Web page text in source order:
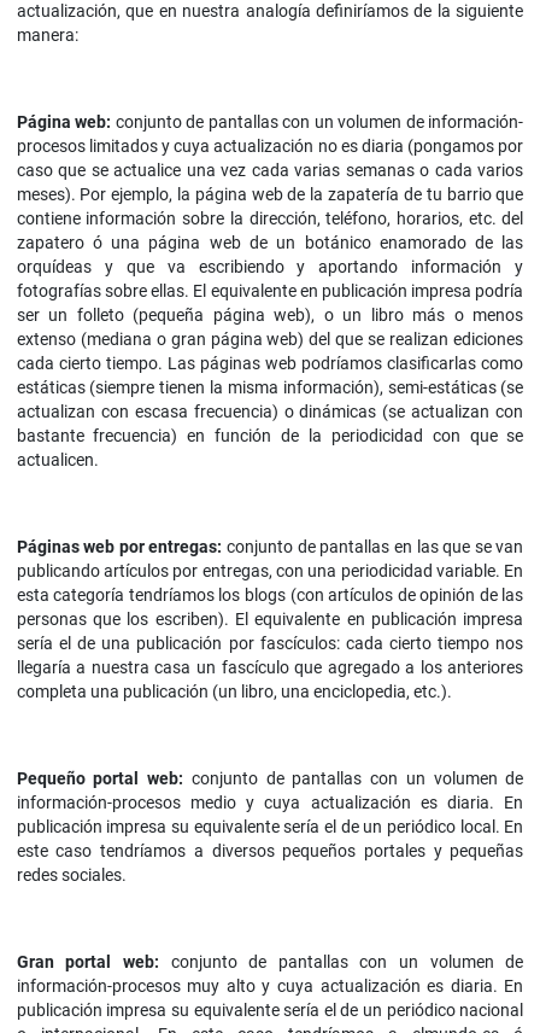
actualización, que en nuestra analogía definiríamos de la siguiente
manera:
Página web: conjunto de pantallas con un volumen de información-
procesos limitados y cuya actualización no es diaria (pongamos por
caso que se actualice una vez cada varias semanas o cada varios
meses). Por ejemplo, la página web de la zapatería de tu barrio que
contiene información sobre la dirección, teléfono, horarios, etc. del
zapatero ó una página web de un botánico enamorado de las
orquídeas y que va escribiendo y aportando información y
fotografías sobre ellas. El equivalente en publicación impresa podría
ser un folleto (pequeña página web), o un libro más o menos
extenso (mediana o gran página web) del que se realizan ediciones
cada cierto tiempo. Las páginas web podríamos clasificarlas como
estáticas (siempre tienen la misma información), semi-estáticas (se
actualizan con escasa frecuencia) o dinámicas (se actualizan con
bastante frecuencia) en función de la periodicidad con que se
actualicen.
Páginas web por entregas: conjunto de pantallas en las que se van
publicando artículos por entregas, con una periodicidad variable. En
esta categoría tendríamos los blogs (con artículos de opinión de las
personas que los escriben). El equivalente en publicación impresa
sería el de una publicación por fascículos: cada cierto tiempo nos
llegaría a nuestra casa un fascículo que agregado a los anteriores
completa una publicación (un libro, una enciclopedia, etc.).
Pequeño portal web: conjunto de pantallas con un volumen de
información-procesos medio y cuya actualización es diaria. En
publicación impresa su equivalente sería el de un periódico local. En
este caso tendríamos a diversos pequeños portales y pequeñas
redes sociales.
Gran portal web: conjunto de pantallas con un volumen de
información-procesos muy alto y cuya actualización es diaria. En
publicación impresa su equivalente sería el de un periódico nacional